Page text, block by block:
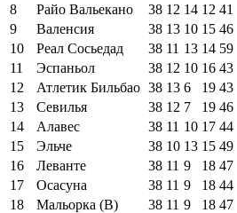
8
Райо Вальекано 38 12 14 12 41
9
Валенсия 38 13 10 15 46
10
Реал Сосьедад 38 11 13 14 59
11
Эспаньол 38 12 10 16 43
12
Атлетик Бильбао 38 13 6 19 43
13
Севилья 38 12 7 19 46
14
Алавес 38 11 10 17 44
15
Эльче 38 10 13 15 49
16
Леванте 38 11 9 18 47
17
Осасуна 38 11 9 18 44
18
Мальорка (В) 38 11 9 18 47